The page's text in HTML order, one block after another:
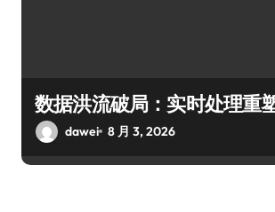
数据洪流破局：实时处理重
dawei 8 月 3, 2026